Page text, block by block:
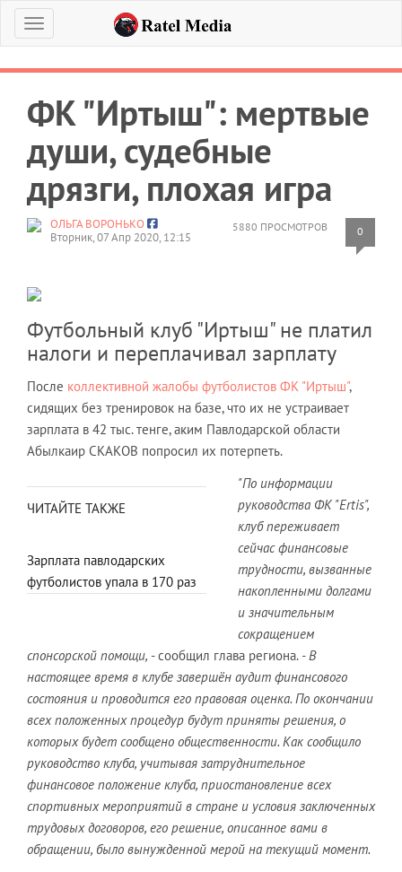
Меню
ФК "Иртыш": мертвые
души, судебные
дрязги, плохая игра
5880 ПРОСМОТРОВ 0
ОЛЬГА ВОРОНЬКО
Вторник, 07 Апр 2020, 12:15
Футбольный клуб "Иртыш" не платил
налоги и переплачивал зарплату
После коллективной жалобы футболистов ФК "Иртыш",
сидящих без тренировок на базе, что их не устраивает
зарплата в 42 тыс. тенге, аким Павлодарской области
Абылкаир СКАКОВ попросил их потерпеть.
ЧИТАЙТЕ ТАКЖЕ
Зарплата павлодарских
футболистов упала в 170 раз
"По информации
руководства ФК "Ertis",
клуб переживает
сейчас финансовые
трудности, вызванные
накопленными долгами
и значительным
сокращением
спонсорской помощи, - сообщил глава региона. - В
настоящее время в клубе завершён аудит финансового
состояния и проводится его правовая оценка. По окончании
всех положенных процедур будут приняты решения, о
которых будет сообщено общественности. Как сообщило
руководство клуба, учитывая затруднительное
финансовое положение клуба, приостановление всех
спортивных мероприятий в стране и условия заключенных
трудовых договоров, его решение, описанное вами в
обращении, было вынужденной мерой на текущий момент.